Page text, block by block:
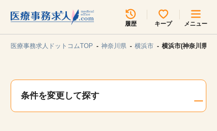
履歴 キープ メニュー
医療事務求人ドットコムTOP 神奈川県 横浜市 横浜市(神奈川県)
条件を変更して探す
所在地のエリアを選択してください
各支店担当よりご連絡させていただきます。
関東